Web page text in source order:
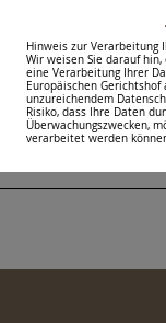
zurück zur
Hinweis zur Verarbeitung
Wir weisen Sie darauf
eine Verarbeitung Ihrer
Europäischen
unzureichendem
Risiko, dass Ihre Daten
Überwachungszwecken,
verarbeitet werden